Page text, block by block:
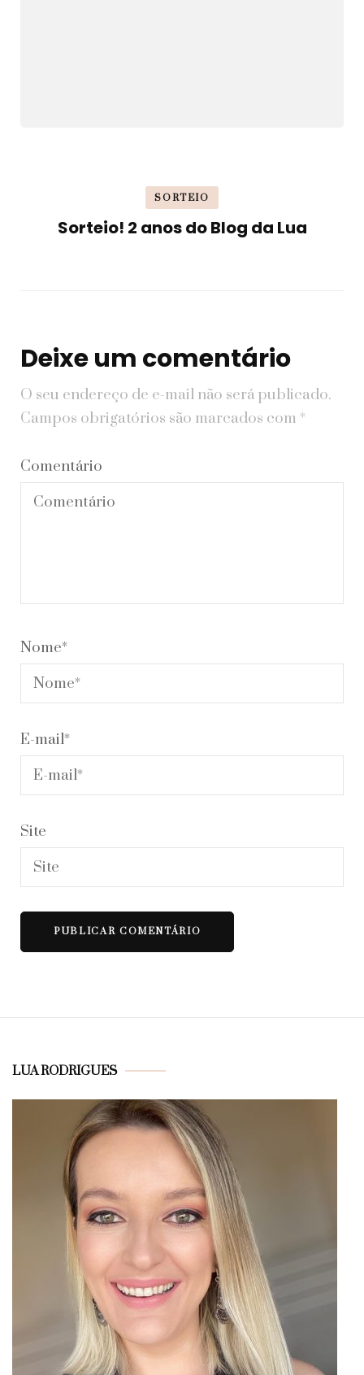
SORTEIO
Sorteio! 2 anos do Blog da Lua
Deixe um comentário
O seu endereço de e-mail não será publicado.
Campos obrigatórios são marcados com *
Comentário
Nome*
E-mail*
Site
LUA RODRIGUES